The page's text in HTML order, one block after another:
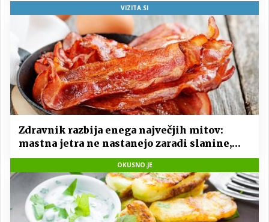
VIZITA.SI
Zdravnik razbija enega največjih mitov:
mastna jetra ne nastanejo zaradi slanine,
temveč zaradi živila, ki ga imamo vsi radi
OKUSNO.JE